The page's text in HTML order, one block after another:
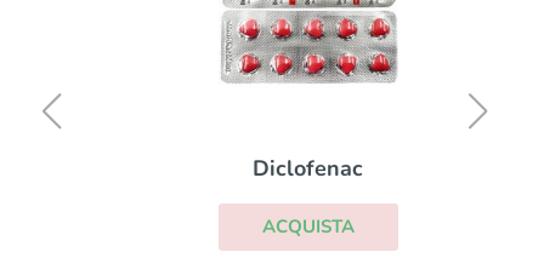
Diclofenac
ACQUISTA